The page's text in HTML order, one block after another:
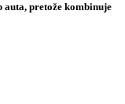
pretože kombinuje